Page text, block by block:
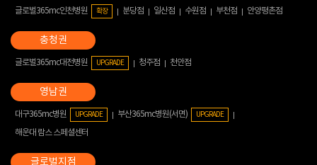
글로벌365mc인천병원 확장 분당점 일산점 수원점 부천점 안양평촌점
글로벌365mc대전병원 UPGRADE 청주점 천안점
대구365mc병원 UPGRADE 부산365mc병원(서면) UPGRADE
해운대 람스 스페셜센터